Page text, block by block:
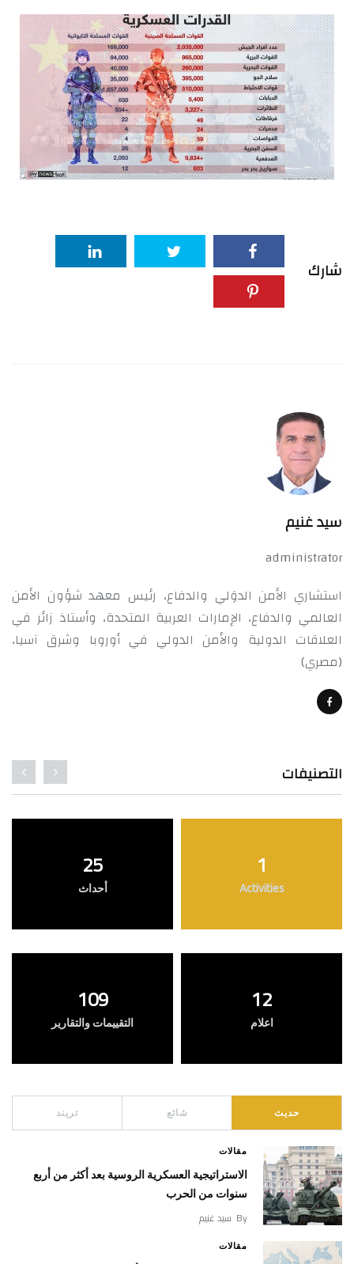
شارك
سيد غنيم
administrator
استشاري الأمن الدوَلي والدفاع، رئيس معهد شؤون الأمن
العالمي والدفاع، الإمارات العربية المتحدة، وأستاذ زائر في
العلاقات الدولية والأمن الدولي في أوروبا وشرق آسيا،
(مصري)
التصنيفات
1
Activities
25
أحداث
12
اعلام
109
التقييمات والتقارير
حديث شائع تريند
مقالات
الاستراتيجية العسكرية الروسية بعد أكثر من أربع
سنوات من الحرب
By سيد غنيم
مقالات